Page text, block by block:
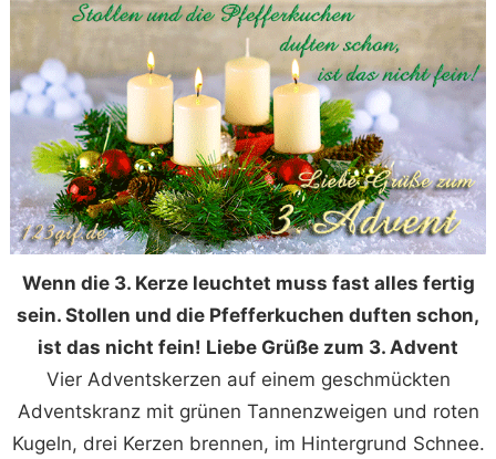
Wenn die 3. Kerze leuchtet muss fast alles fertig
sein. Stollen und die Pfefferkuchen duften schon,
ist das nicht fein! Liebe Grüße zum 3. Advent
Vier Adventskerzen auf einem geschmückten
Adventskranz mit grünen Tannenzweigen und roten
Kugeln, drei Kerzen brennen, im Hintergrund Schnee.